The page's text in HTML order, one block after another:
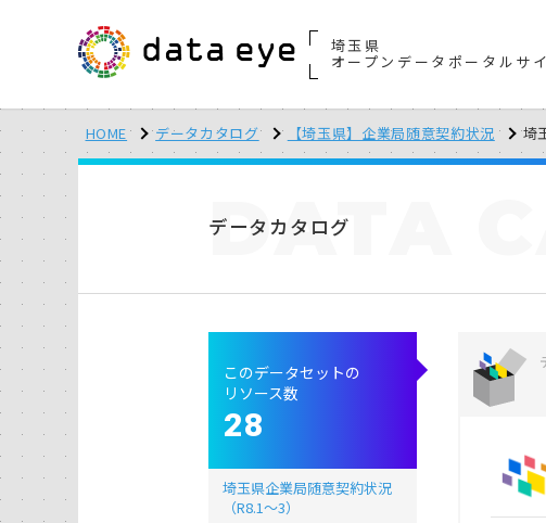
埼玉県
オープンデータポータルサ
HOME データカタログ 【埼玉県】企業局随意契約状況 埼
データカタログ
DATA
このデータセットの
リソース数
28
埼玉県企業局随意契約状況
（R8.1～3）